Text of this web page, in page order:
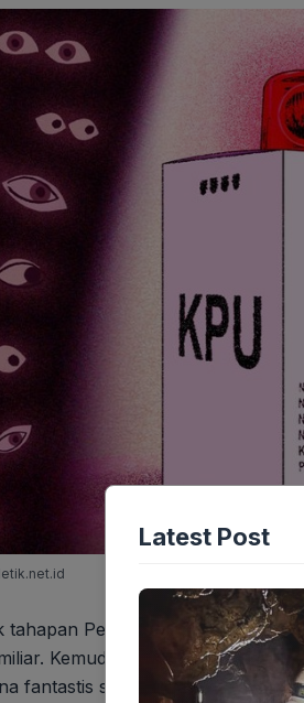
tahapan Pemilu 2029
Kemudian, untuk
fantastis sebesar Rp463,3
Latest Post